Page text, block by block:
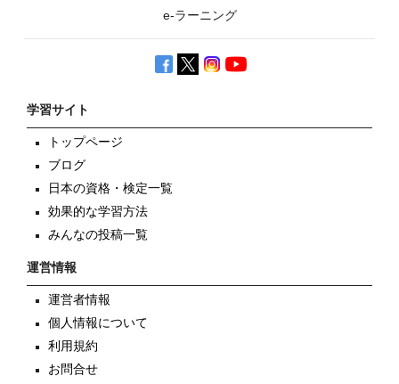
e-ラーニング
学習サイト
トップページ
ブログ
日本の資格・検定一覧
効果的な学習方法
みんなの投稿一覧
運営情報
運営者情報
個人情報について
利用規約
お問合せ